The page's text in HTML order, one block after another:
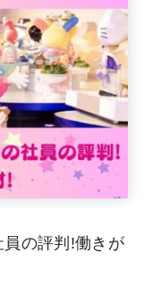
の評判!働きが